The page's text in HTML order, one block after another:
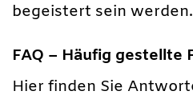
begeistert sein werden.
FAQ – Häufig gestellte
Hier finden Sie